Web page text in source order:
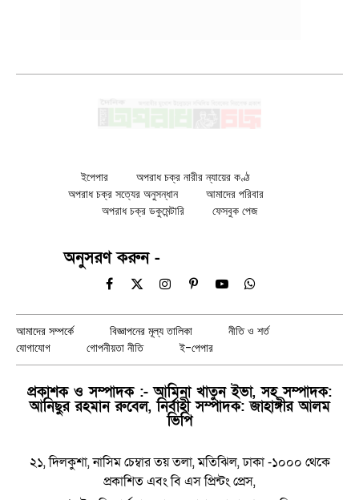
ইপেপার
অপরাধ চক্র নারীর ন্যায়ের কণ্ঠ
অপরাধ চক্র সত্যের অনুসন্ধান
আমাদের পরিবার
অপরাধ চক্র ডকুমেন্টারি
ফেসবুক পেজ
অনুসরণ করুন -
Facebook
X
InstagramPinterestYouTubeWhatsApp
আমাদের সম্পর্কে বিজ্ঞাপনের মূল্য তালিকা
নীতি ও শর্ত
যোগাযোগ
গোপনীয়তা নীতি ই-পেপার
প্রকাশক ও সম্পাদক :- আমিনা খাতুন ইভা, সহ সম্পাদক:
আনিছুর রহমান রুবেল, নির্বাহী সম্পাদক: জাহাঙ্গীর আলম
ভিপি
২১, দিলকুশা, নাসিম চেম্বার তয় তলা, মতিঝিল, ঢাকা -১০০০ থেকে
প্রকাশিত এবং বি এস প্রিন্টং প্রেস,